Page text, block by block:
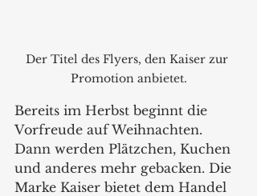
Der Titel des Flyers, den Kaiser zur
Promotion anbietet.
Bereits im Herbst beginnt die
Vorfreude auf Weihnachten.
Dann werden Plätzchen, Kuchen
und anderes mehr gebacken. Die
Marke Kaiser bietet dem Handel